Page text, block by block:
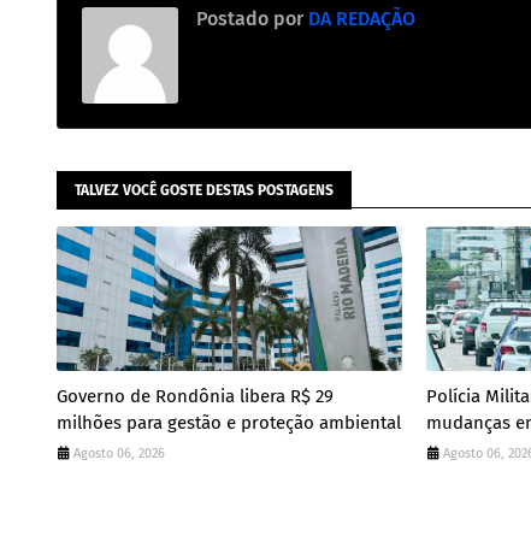
Postado por DA REDAÇÃO
TALVEZ VOCÊ GOSTE DESTAS POSTAGENS
Governo de Rondônia libera R$ 29
milhões para gestão e proteção ambiental
Agosto 06, 2026
Polícia
mudanças
Agosto 06,